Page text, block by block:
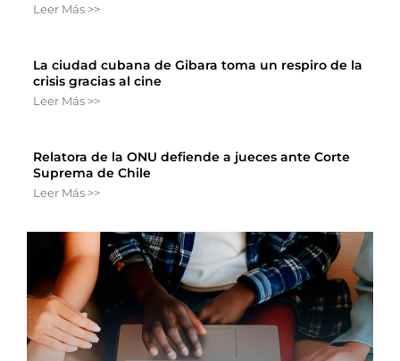
Leer Más >>
La ciudad cubana de Gibara toma un respiro de la
crisis gracias al cine
Leer Más >>
Relatora de la ONU defiende a jueces ante Corte
Suprema de Chile
Leer Más >>